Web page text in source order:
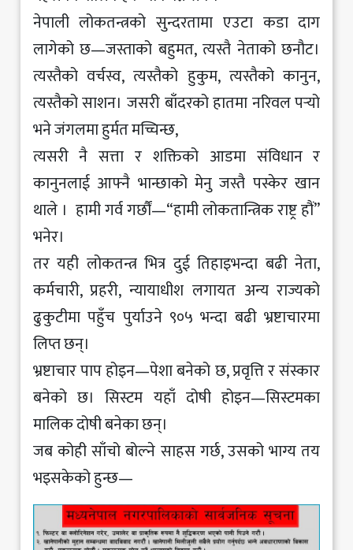
नेपाली लोकतन्त्रको सुन्दरतामा एउटा कडा दाग
लागेको छ—जस्ताको बहुमत, त्यस्तै नेताको छनौट।
त्यस्तैको वर्चस्व, त्यस्तैको हुकुम, त्यस्तैको कानुन,
त्यस्तैको साशन। जसरी बाँदरको हातमा नरिवल पर्‍यो
भने जंगलमा हुर्मत मच्चिन्छ,
त्यसरी नै सत्ता र शक्तिको आडमा संविधान र
कानुनलाई आफ्नै भान्छाको मेनु जस्तै पस्केर खान
थाले । हामी गर्व गर्छौं—“हामी लोकतान्त्रिक राष्ट्र हौं”
भनेर।
तर यही लोकतन्त्र भित्र दुई तिहाइभन्दा बढी नेता,
कर्मचारी, प्रहरी, न्यायाधीश लगायत अन्य राज्यको
ढुकुटीमा पहुँच पुर्याउने ९०५ भन्दा बढी भ्रष्टाचारमा
लिप्त छन्।
भ्रष्टाचार पाप होइन—पेशा बनेको छ, प्रवृत्ति र संस्कार
बनेको छ। सिस्टम यहाँ दोषी होइन—सिस्टमका
मालिक दोषी बनेका छन्।
जब कोही साँचो बोल्ने साहस गर्छ, उसको भाग्य तय
भइसकेको हुन्छ—